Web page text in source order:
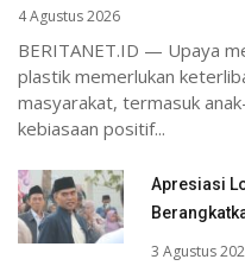
4 Agustus 2026
BERITANET.ID — Upaya
plastik memerlukan
masyarakat, termasuk
kebiasaan positif...
Apresiasi
3 Agustus